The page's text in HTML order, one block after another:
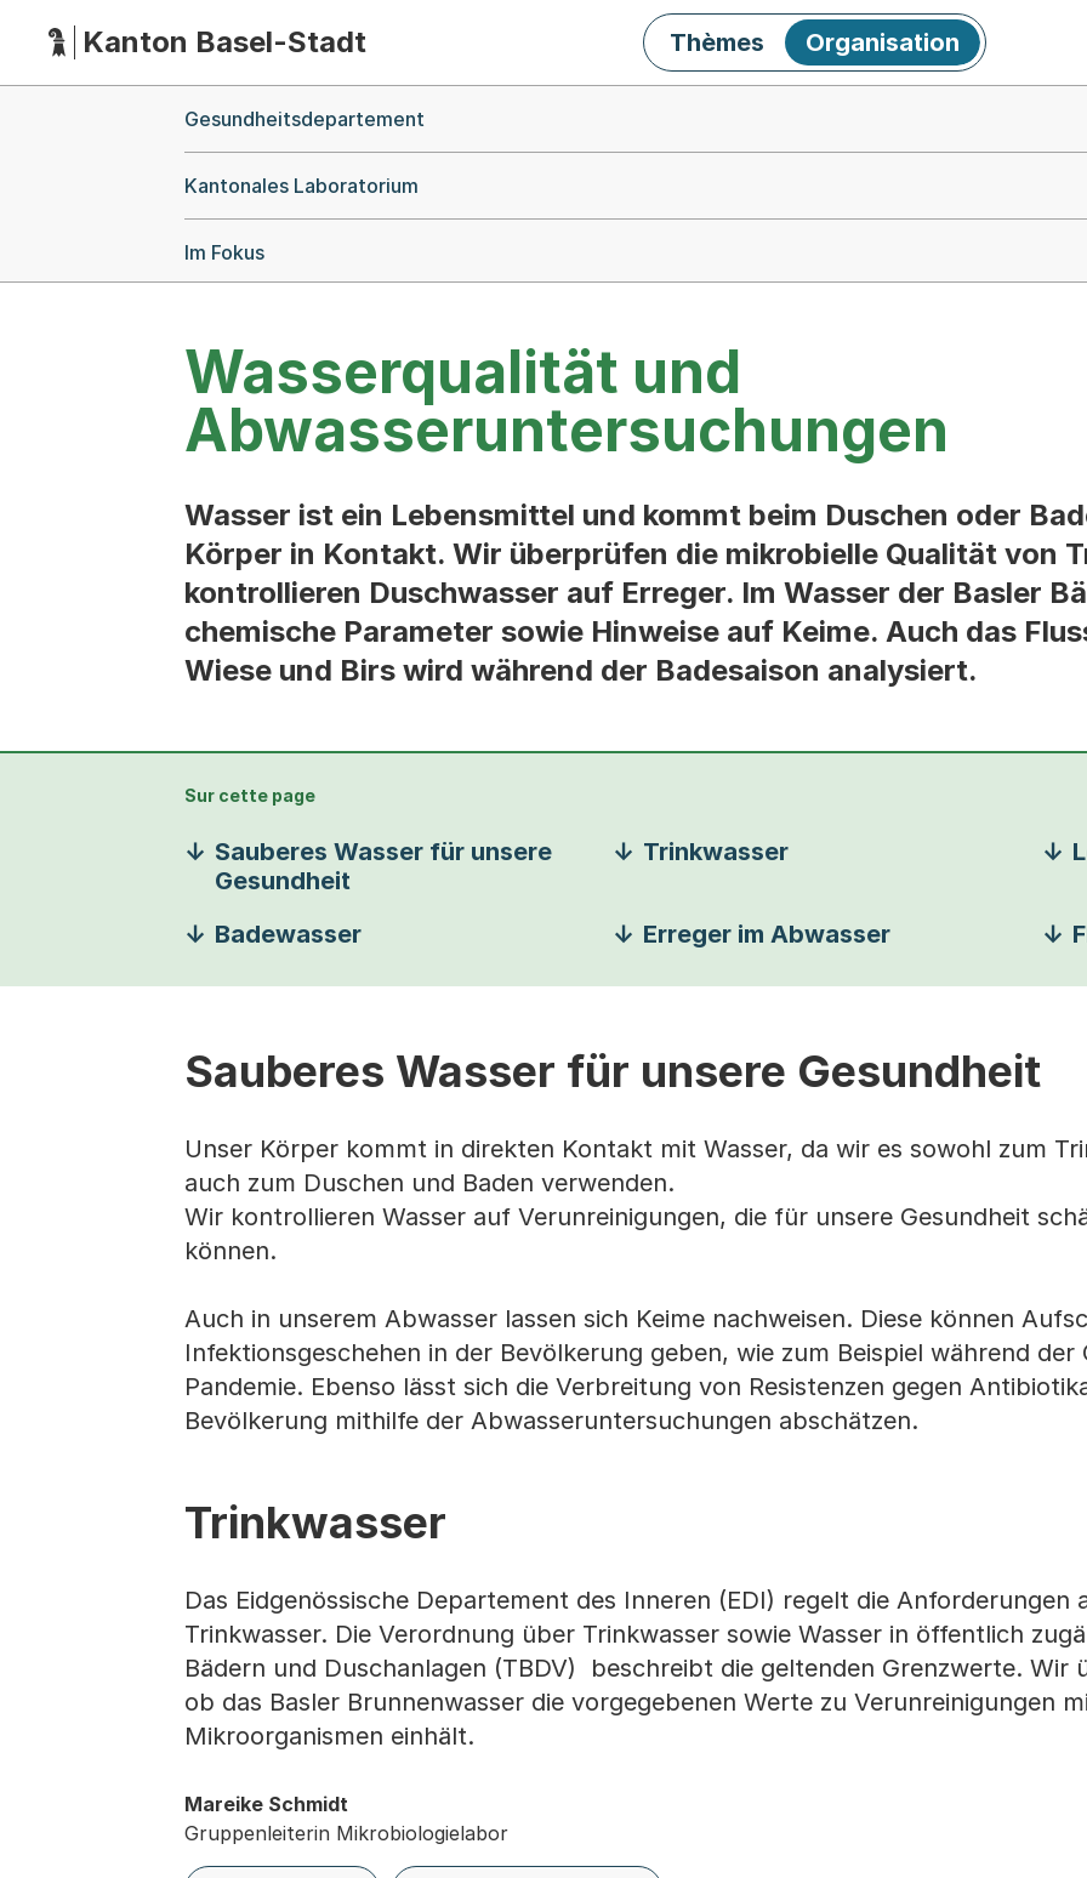
HauptnavigationKanton Basel-Stadt Thèmes Organisation
Gesundheitsdepartement
Kantonales Laboratorium
Im Fokus
Wasserqualität und
Abwasseruntersuchungen
Wasser ist ein Lebensmittel und kommt beim Duschen oder
Körper in Kontakt. Wir überprüfen die mikrobielle Qualität von
kontrollieren Duschwasser auf Erreger. Im Wasser der Basler
chemische Parameter sowie Hinweise auf Keime. Auch das
Wiese und Birs wird während der Badesaison analysiert.
Sur cette page
Sauberes Wasser für unsere
Gesundheit
Trinkwasser
Badewasser Erreger im Abwasser
Sauberes Wasser für unsere Gesundheit
Unser Körper kommt in direkten Kontakt mit Wasser, da wir es sowohl zum
auch zum Duschen und Baden verwenden.
Wir kontrollieren Wasser auf Verunreinigungen, die für unsere Gesundheit
können.
Auch in unserem Abwasser lassen sich Keime nachweisen. Diese können
Infektionsgeschehen in der Bevölkerung geben, wie zum Beispiel während der
Pandemie. Ebenso lässt sich die Verbreitung von Resistenzen gegen
Bevölkerung mithilfe der Abwasseruntersuchungen abschätzen.
Trinkwasser
Das Eidgenössische Departement des Inneren (EDI) regelt die Anforderungen
Trinkwasser. Die Verordnung über Trinkwasser sowie Wasser in öffentlich
Bädern und Duschanlagen (TBDV) beschreibt die geltenden Grenzwerte. Wir
ob das Basler Brunnenwasser die vorgegebenen Werte zu Verunreinigungen
Mikroorganismen einhält.
Mareike Schmidt
Gruppenleiterin Mikrobiologielabor